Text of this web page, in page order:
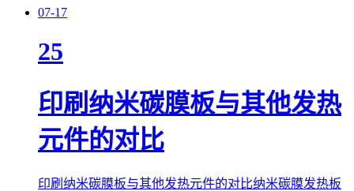
07-17
25
印刷纳米碳膜板与其他发热
元件的对比
印刷纳米碳膜板与其他发热元件的对比纳米碳膜发热板